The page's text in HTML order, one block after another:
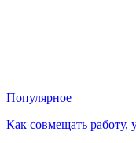
Популярное
Как совмещать работу,